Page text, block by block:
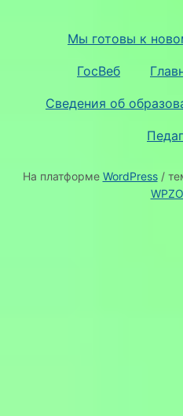
Мы готовы к
ГосВеб
Сведения об
На платформе WordPress/